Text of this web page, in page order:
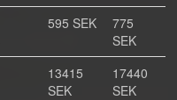
595 SEK
775
SEK
13415
SEK
17440
SEK